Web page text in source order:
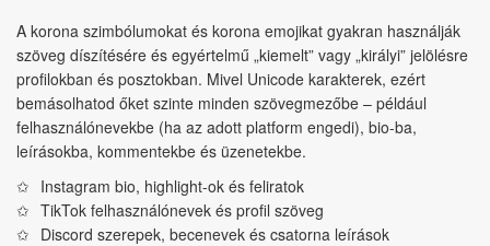
A korona szimbólumokat és korona emojikat gyakran használják
szöveg díszítésére és egyértelmű „kiemelt” vagy „királyi” jelölésre
profilokban és posztokban. Mivel Unicode karakterek, ezért
bemásolhatod őket szinte minden szövegmezőbe – például
felhasználónevekbe (ha az adott platform engedi), bio-ba,
leírásokba, kommentekbe és üzenetekbe.
Instagram bio, highlight-ok és feliratok
TikTok felhasználónevek és profil szöveg
Discord szerepek, becenevek és csatorna leírások